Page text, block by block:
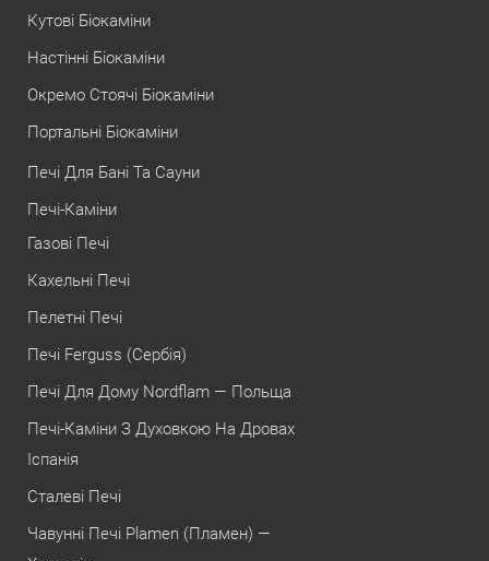
Кутові Біокаміни
Настінні Біокаміни
Окремо Стоячі Біокаміни
Портальні Біокаміни
Печі Для Бані Та Сауни
Печі-Каміни
Газові Печі
Кахельні Печі
Пелетні Печі
Печі Ferguss (Сербія)
Печі Для Дому Nordflam — Польща
Печі-Каміни З Духовкою На Дровах
Іспанія
Сталеві Печі
Чавунні Печі Plamen (Пламен) —